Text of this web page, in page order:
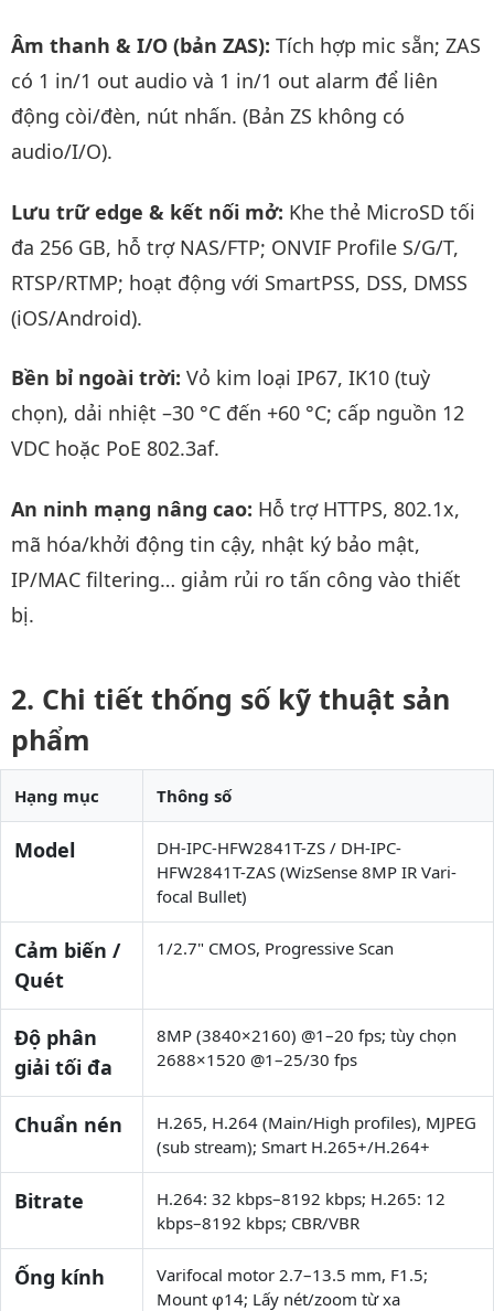
Âm thanh & I/O (bản ZAS): Tích hợp mic sẵn; ZAS
có 1 in/1 out audio và 1 in/1 out alarm để liên
động còi/đèn, nút nhấn. (Bản ZS không có
audio/I/O).
Lưu trữ edge & kết nối mở: Khe thẻ MicroSD tối
đa 256 GB, hỗ trợ NAS/FTP; ONVIF Profile S/G/T,
RTSP/RTMP; hoạt động với SmartPSS, DSS, DMSS
(iOS/Android).
Bền bỉ ngoài trời: Vỏ kim loại IP67, IK10 (tuỳ
chọn), dải nhiệt –30 °C đến +60 °C; cấp nguồn 12
VDC hoặc PoE 802.3af.
An ninh mạng nâng cao: Hỗ trợ HTTPS, 802.1x,
mã hóa/khởi động tin cậy, nhật ký bảo mật,
IP/MAC filtering… giảm rủi ro tấn công vào thiết
bị.
Chi tiết thống số kỹ thuật sản
phẩm
Hạng mục Thông số
Model
DH-IPC-HFW2841T-ZS / DH-IPC-
HFW2841T-ZAS (WizSense 8MP IR Vari-
focal Bullet)
Cảm biến /
Quét
1/2.7" CMOS, Progressive Scan
Độ phân
giải tối đa
8MP (3840×2160) @1–20 fps; tùy chọn
2688×1520 @1–25/30 fps
Chuẩn nén
H.265, H.264 (Main/High profiles), MJPEG
(sub stream); Smart H.265+/H.264+
Bitrate
H.264: 32 kbps–8192 kbps; H.265: 12
kbps–8192 kbps; CBR/VBR
Ống kính
Varifocal motor 2.7–13.5 mm, F1.5;
Mount φ14; Lấy nét/zoom từ xa